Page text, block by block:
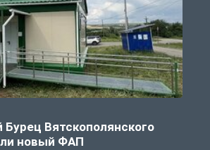
Вятскополянского
новый ФАП